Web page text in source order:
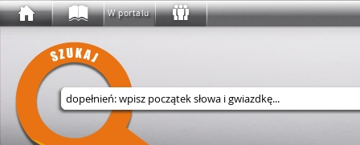
W portalu
Wyszukaj w serwisie